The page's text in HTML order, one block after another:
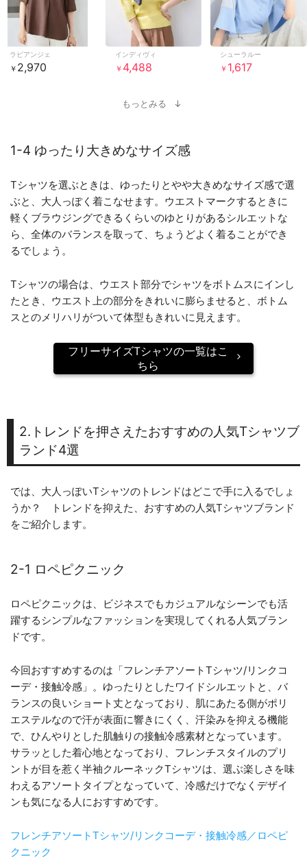
ラビアンジェ
￥ 2,970
インディヴィ
￥ 4,488
シューラルー
￥ 1,617
もっとみる
1-4 ゆったり大きめなサイズ感
Tシャツを選ぶときは、ゆったりとやや大きめなサイズ感で選
ぶと、大人っぽく着こなせます。ウエストマークするときに
軽くブラウジングできるくらいのゆとりがあるシルエットな
ら、全体のバランスを取って、ちょうどよく着ることができ
るでしょう。
Tシャツの場合は、ウエスト部分でシャツをボトムスにインし
たとき、ウエスト上の部分をきれいに膨らませると、ボトム
スとのメリハリがついて体型もきれいに見えます。
フリーサイズTシャツの一覧はこ
ちら
2.トレンドを押さえたおすすめの人気Tシャツブ
ランド4選
では、大人っぽいTシャツのトレンドはどこで手に入るでしょ
うか？ トレンドを抑えた、おすすめの人気Tシャツブランド
をご紹介します。
2-1 ロペピクニック
ロペピクニックは、ビジネスでもカジュアルなシーンでも活
躍するシンプルなファッションを実現してくれる人気ブラン
ドです。
今回おすすめするのは「フレンチアソートTシャツ/リンクコ
ーデ・接触冷感」。ゆったりとしたワイドシルエットと、バ
ランスの良いショート丈となっており、肌にあたる側がポリ
エステルなので汗が表面に響きにくく、汗染みを抑える機能
で、ひんやりとした肌触りの接触冷感素材となっています。
サラッとした着心地となっており、フレンチスタイルのプリ
ントが目を惹く半袖クルーネックTシャツは、選ぶ楽しさを味
わえるアソートタイプとなっていて、冷感だけでなくデザイ
ンも気になる人におすすめです。
フレンチアソートTシャツ/リンクコーデ・接触冷感／ロペピ
クニック